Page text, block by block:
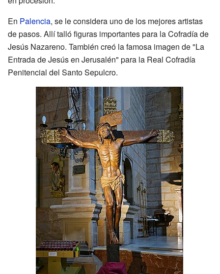
En Palencia, se le considera uno de los mejores artistas
de pasos. Allí talló figuras importantes para la Cofradía de
Jesús Nazareno. También creó la famosa imagen de "La
Entrada de Jesús en Jerusalén" para la Real Cofradía
Penitencial del Santo Sepulcro.